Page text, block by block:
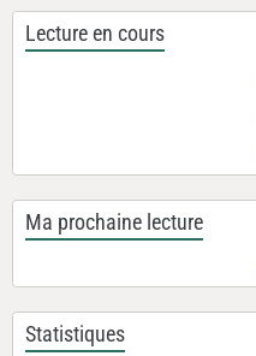
Lecture en cours
Ma prochaine lecture
Statistiques